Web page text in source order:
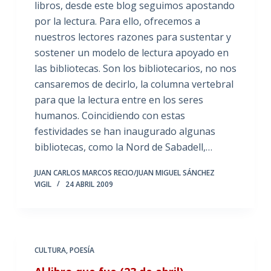
libros, desde este blog seguimos apostando
por la lectura. Para ello, ofrecemos a
nuestros lectores razones para sustentar y
sostener un modelo de lectura apoyado en
las bibliotecas. Son los bibliotecarios, no nos
cansaremos de decirlo, la columna vertebral
para que la lectura entre en los seres
humanos. Coincidiendo con estas
festividades se han inaugurado algunas
bibliotecas, como la Nord de Sabadell,…
JUAN CARLOS MARCOS RECIO/JUAN MIGUEL SÁNCHEZ
VIGIL
24 ABRIL 2009
CULTURA,POESÍA